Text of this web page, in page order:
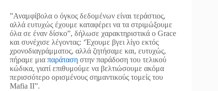
”Αναμφίβολα ο όγκος δεδομένων είναι τεράστιος,
αλλά ευτυχώς έχουμε καταφέρει να τα στριμώξουμε
όλα σε έναν δίσκο”, δήλωσε χαρακτηριστικά ο Grace
και συνέχισε λέγοντας: ‘Έχουμε βγει λίγο εκτός
χρονοδιαγράμματος, αλλά ζητήσαμε και, ευτυχώς,
πήραμε μια παράταση στην παράδοση του τελικού
κώδικα, γιατί επιθυμούμε να βελτιώσουμε ακόμα
περισσότερο ορισμένους σημαντικούς τομείς του
Mafia II”.